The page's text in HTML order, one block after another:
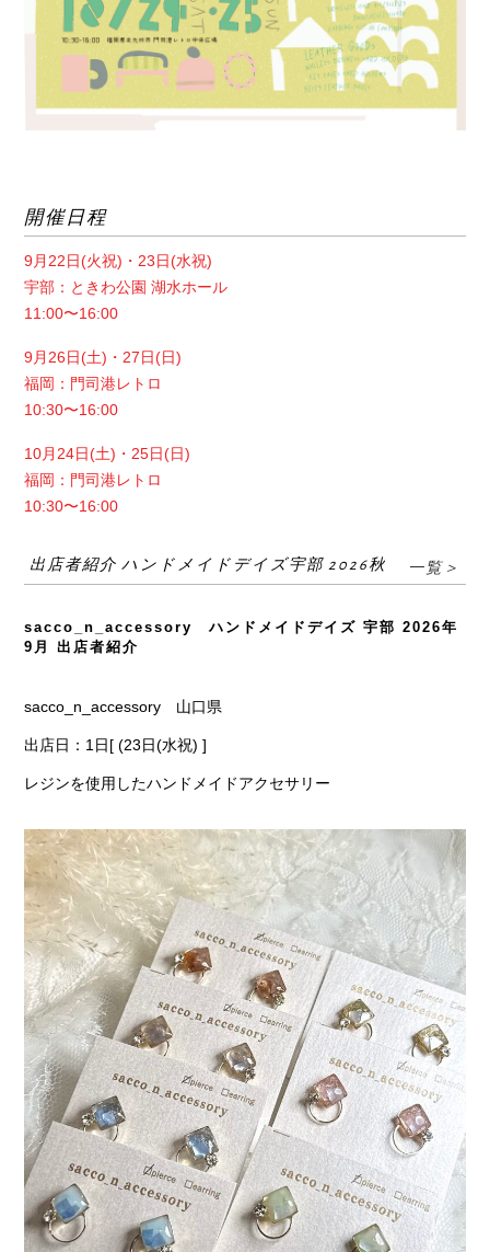
開催日程
9月22日(火祝)・23日(水祝)
宇部：ときわ公園 湖水ホール
11:00〜16:00
9月26日(土)・27日(日)
福岡：門司港レトロ
10:30〜16:00
10月24日(土)・25日(日)
福岡：門司港レトロ
10:30〜16:00
出店者紹介 ハンドメイドデイズ宇部 2026秋 一覧＞
sacco_n_accessory ハンドメイドデイズ 宇部 2026年
9月 出店者紹介
sacco_n_accessory 山口県
出店日：1日[ (23日(水祝) ]
レジンを使用したハンドメイドアクセサリー